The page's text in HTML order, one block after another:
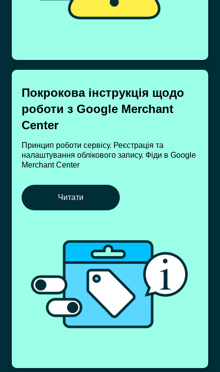
Покрокова інструкція щодо
роботи з Google Merchant
Center
Принцип роботи сервісу. Реєстрація та
налаштування облікового запису. Фіди в Google
Merchant Center
Читати